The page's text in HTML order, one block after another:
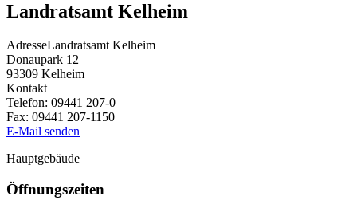
Landratsamt Kelheim
AdresseLandratsamt Kelheim
Donaupark 12
93309 Kelheim
Kontakt
Telefon: 09441 207-0
Fax: 09441 207-1150
E-Mail senden
Hauptgebäude
Öffnungszeiten